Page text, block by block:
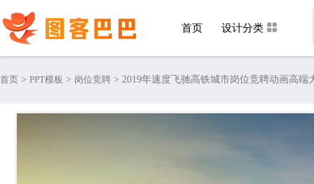
首页 设计分类
首页 > PPT模板 > 岗位竞聘 > 2019年速度飞驰高铁城市岗位竞聘动画高端